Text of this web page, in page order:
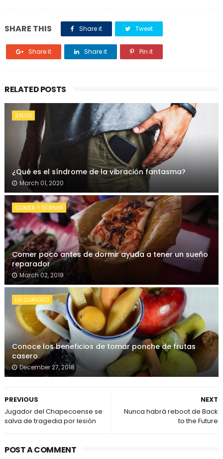
SHARE THIS Share it Tweet
Share it Share it Pin it
RELATED POSTS
SALUD
¿Qué es el síndrome de la vibración fantasma?
March 01, 2020
COMER Y DORMIR
Comer poco antes de dormir ayuda a tener un sueño
reparador
March 02, 2019
LO CURIOSO
Conoce los beneficios de tomar ponche de frutas
casero
December 27, 2018
NEXT
Nunca habrá reboot de Back
to the Future
PREVIOUS
Jugador del Chapecoense se
salva de tragedia por lesión
POST A COMMENT